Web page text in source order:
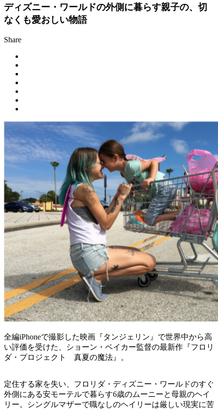
ディズニー・ワールドの外側に暮らす親子の、切
なくも愛おしい物語
Share
全編iPhoneで撮影した映画『タンジェリン』で世界中から高
い評価を受けた、ショーン・ベイカー監督の最新作『フロリ
ダ・プロジェクト 真夏の魔法』。
定住する家を失い、フロリダ・ディズニー・ワールドのすぐ
外側にある安モーテルで暮らす6歳のムーニーと母親のヘイ
リー。シングルマザーで職なしのヘイリーは厳しい現実に苦